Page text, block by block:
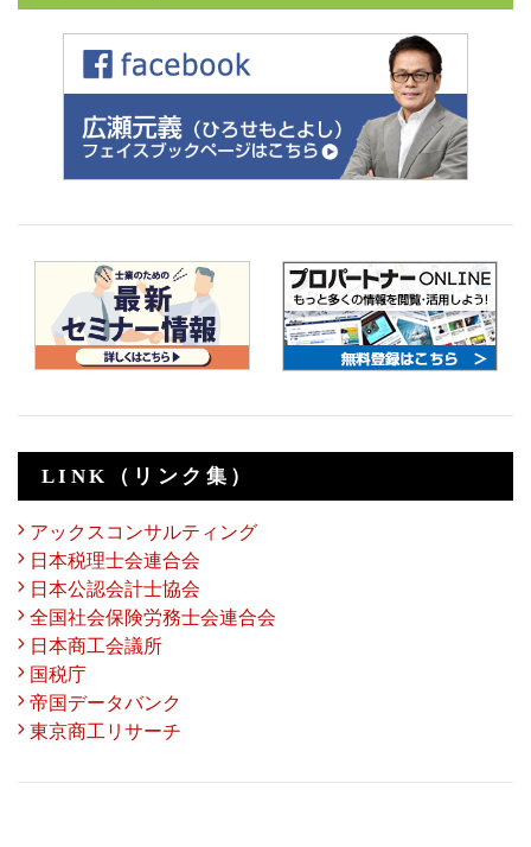
LINK（リンク集）
アックスコンサルティング
日本税理士会連合会
日本公認会計士協会
全国社会保険労務士会連合会
日本商工会議所
国税庁
帝国データバンク
東京商工リサーチ